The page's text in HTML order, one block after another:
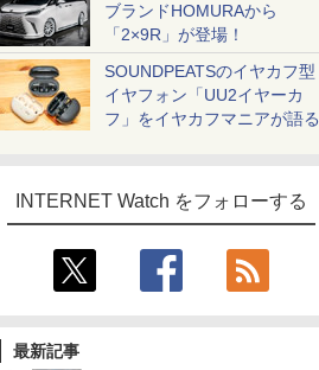
ブランドHOMURAから
「2×9R」が登場！
SOUNDPEATSのイヤカフ型
イヤフォン「UU2イヤーカ
フ」をイヤカフマニアが語る
INTERNET Watch をフォローする
最新記事